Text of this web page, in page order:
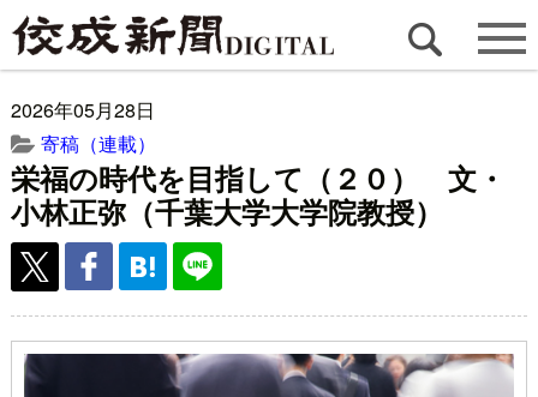
2026年05月28日
寄稿（連載）
栄福の時代を目指して（２０） 文・
小林正弥（千葉大学大学院教授）